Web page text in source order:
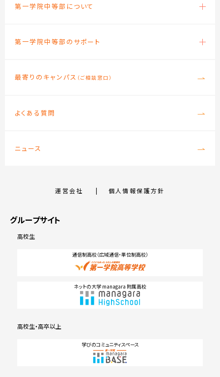
第一学院中等部について
第一学院中等部のサポート
最寄りのキャンパス （ご相談窓口）
よくある質問
ニュース
運営会社 個人情報保護方針
グループサイト
高校生
通信制高校（広域通信・単位制高校）
ネットの大学 managara 附属高校
高校生・高卒以上
学びのコミュニティスペース